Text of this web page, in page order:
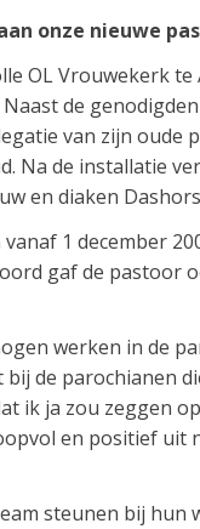
onze nieuwe
OL Vrouwekerk
de
van zijn oude
Na de installatie
en diaken
1 december
gaf de pastoor
werken in de
bij de parochianen
ik ja zou zeggen
en positief uit
steunen bij hun